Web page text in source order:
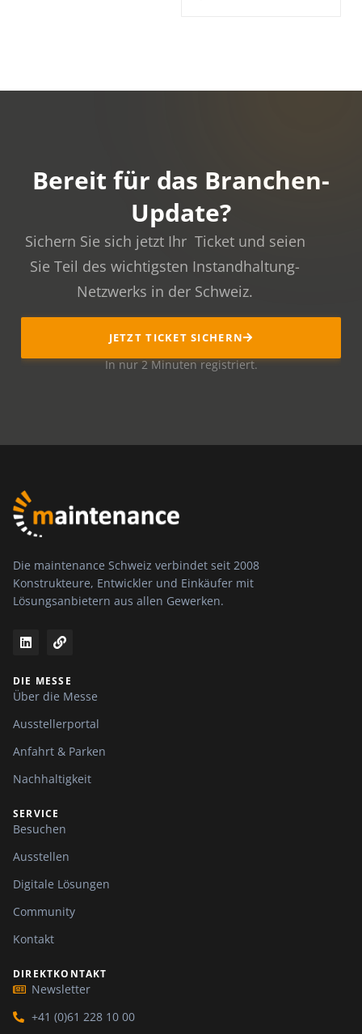
Bereit für das Branchen-
Update?
Sichern Sie sich jetzt Ihr Ticket und seien
Sie Teil des wichtigsten Instandhaltung-
Netzwerks in der Schweiz.
JETZT TICKET SICHERN
In nur 2 Minuten registriert.
Die maintenance Schweiz verbindet seit 2008
Konstrukteure, Entwickler und Einkäufer mit
Lösungsanbietern aus allen Gewerken.
DIE MESSE
Über die Messe
Ausstellerportal
Anfahrt & Parken
Nachhaltigkeit
SERVICE
Besuchen
Ausstellen
Digitale Lösungen
Community
Kontakt
DIREKTKONTAKT
Newsletter
+41 (0)61 228 10 00